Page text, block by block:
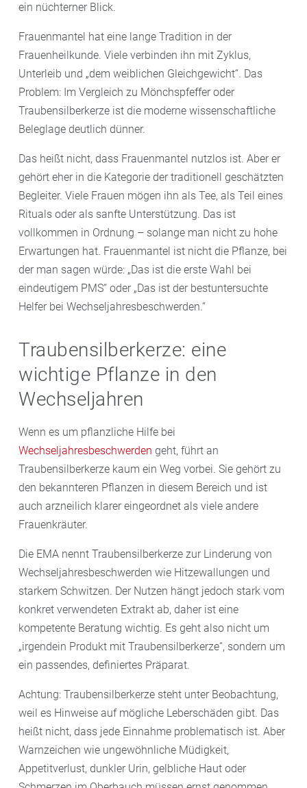
ein nüchterner Blick.
Frauenmantel hat eine lange Tradition in der
Frauenheilkunde. Viele verbinden ihn mit Zyklus,
Unterleib und „dem weiblichen Gleichgewicht“. Das
Problem: Im Vergleich zu Mönchspfeffer oder
Traubensilberkerze ist die moderne wissenschaftliche
Beleglage deutlich dünner.
Das heißt nicht, dass Frauenmantel nutzlos ist. Aber er
gehört eher in die Kategorie der traditionell geschätzten
Begleiter. Viele Frauen mögen ihn als Tee, als Teil eines
Rituals oder als sanfte Unterstützung. Das ist
vollkommen in Ordnung – solange man nicht zu hohe
Erwartungen hat. Frauenmantel ist nicht die Pflanze, bei
der man sagen würde: „Das ist die erste Wahl bei
eindeutigem PMS“ oder „Das ist der bestuntersuchte
Helfer bei Wechseljahresbeschwerden.“
Traubensilberkerze: eine
wichtige Pflanze in den
Wechseljahren
Wenn es um pflanzliche Hilfe bei
Wechseljahresbeschwerden geht, führt an
Traubensilberkerze kaum ein Weg vorbei. Sie gehört zu
den bekannteren Pflanzen in diesem Bereich und ist
auch arzneilich klarer eingeordnet als viele andere
Frauenkräuter.
Die EMA nennt Traubensilberkerze zur Linderung von
Wechseljahresbeschwerden wie Hitzewallungen und
starkem Schwitzen. Der Nutzen hängt jedoch stark vom
konkret verwendeten Extrakt ab, daher ist eine
kompetente Beratung wichtig. Es geht also nicht um
„irgendein Produkt mit Traubensilberkerze“, sondern um
ein passendes, definiertes Präparat.
Achtung: Traubensilberkerze steht unter Beobachtung,
weil es Hinweise auf mögliche Leberschäden gibt. Das
heißt nicht, dass jede Einnahme problematisch ist. Aber
Warnzeichen wie ungewöhnliche Müdigkeit,
Appetitverlust, dunkler Urin, gelbliche Haut oder